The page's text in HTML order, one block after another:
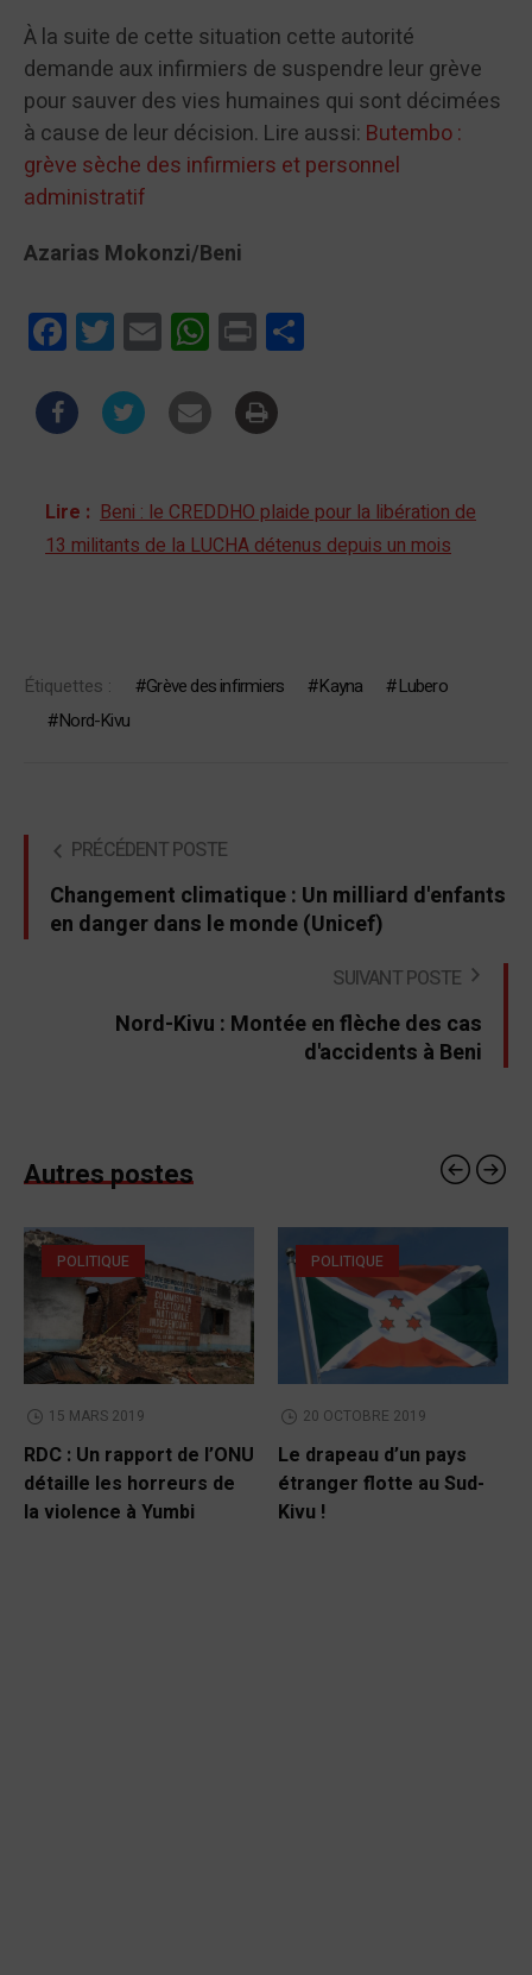
À la suite de cette situation cette autorité
demande aux infirmiers de suspendre leur grève
pour sauver des vies humaines qui sont décimées
à cause de leur décision. Lire aussi: Butembo :
grève sèche des infirmiers et personnel
administratif
Azarias Mokonzi/Beni
FacebookTwitterEmail WhatsApp
Print
Lire : Beni : le CREDDHO plaide pour la libération de
13 militants de la LUCHA détenus depuis un mois
Étiquettes : Grève des infirmiers Kayna
Lubero
Nord-Kivu
PRÉCÉDENT POSTE
Changement climatique : Un milliard d'enfants
en danger dans le monde (Unicef)
SUIVANT POSTE
Nord-Kivu : Montée en flèche des cas
d'accidents à Beni
Autres postes
POLITIQUE
15 MARS 2019
RDC : Un rapport de l’ONU
détaille les horreurs de
la violence à Yumbi
POLITIQUE
20 OCTOBRE 2019
Le drapeau d’un pays
étranger flotte au Sud-
Kivu !